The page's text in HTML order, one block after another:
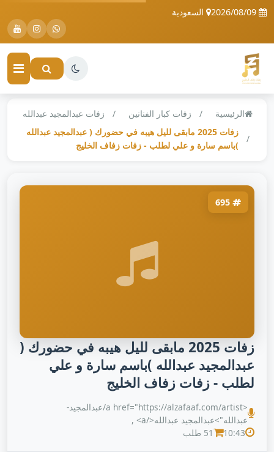
السعودية
الرئيسية زفات كبار الفنانين
زفات عبدالمجيد عبدالله
زفات 2025 مابقى لليل هيبه في حضورك ( عبدالمجيد عبدالله
)باسم سارة و علي لطلب - زفات زفاف الخليج
زفات 2025 مابقى لليل هيبه في حضورك (
عبدالمجيد عبدالله )باسم سارة و علي
لطلب - زفات زفاف الخليج
<a href="https://alzafaaf.com/artist/عبدالمجيد-
عبدالله">عبدالمجيد عبدالله</a> ,
10:43
51 طلب